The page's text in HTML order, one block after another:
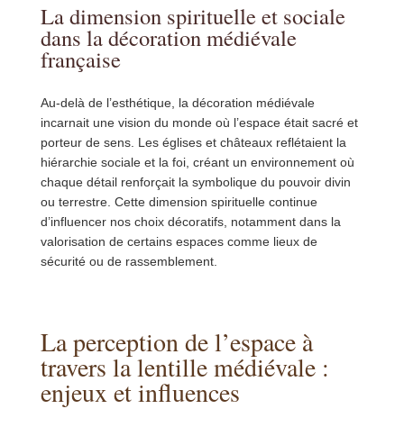
La dimension spirituelle et sociale
dans la décoration médiévale
française
Au-delà de l’esthétique, la décoration médiévale
incarnait une vision du monde où l’espace était sacré et
porteur de sens. Les églises et châteaux reflétaient la
hiérarchie sociale et la foi, créant un environnement où
chaque détail renforçait la symbolique du pouvoir divin
ou terrestre. Cette dimension spirituelle continue
d’influencer nos choix décoratifs, notamment dans la
valorisation de certains espaces comme lieux de
sécurité ou de rassemblement.
La perception de l’espace à
travers la lentille médiévale :
enjeux et influences